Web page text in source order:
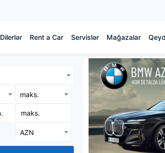
Dilerlər Rent a Car Servislər Mağazalar
maks.
AZN